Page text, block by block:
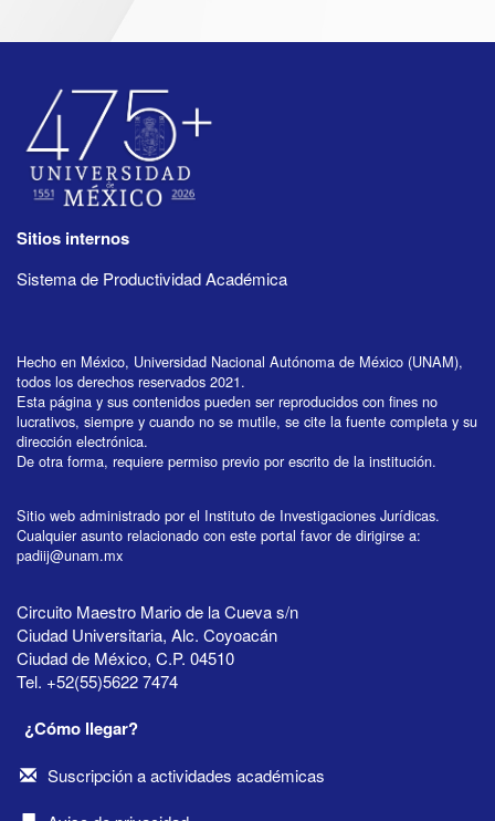
Sitios internos
Sistema de Productividad Académica
Hecho en México, Universidad Nacional Autónoma de México (UNAM),
todos los derechos reservados 2021.
Esta página y sus contenidos pueden ser reproducidos con fines no
lucrativos, siempre y cuando no se mutile, se cite la fuente completa y su
dirección electrónica.
De otra forma, requiere permiso previo por escrito de la institución.
Sitio web administrado por el Instituto de Investigaciones Jurídicas.
Cualquier asunto relacionado con este portal favor de dirigirse a:
padiij@unam.mx
Circuito Maestro Mario de la Cueva s/n
Ciudad Universitaria, Alc. Coyoacán
Ciudad de México, C.P. 04510
Tel. +52(55)5622 7474
¿Cómo llegar?
Suscripción a actividades académicas